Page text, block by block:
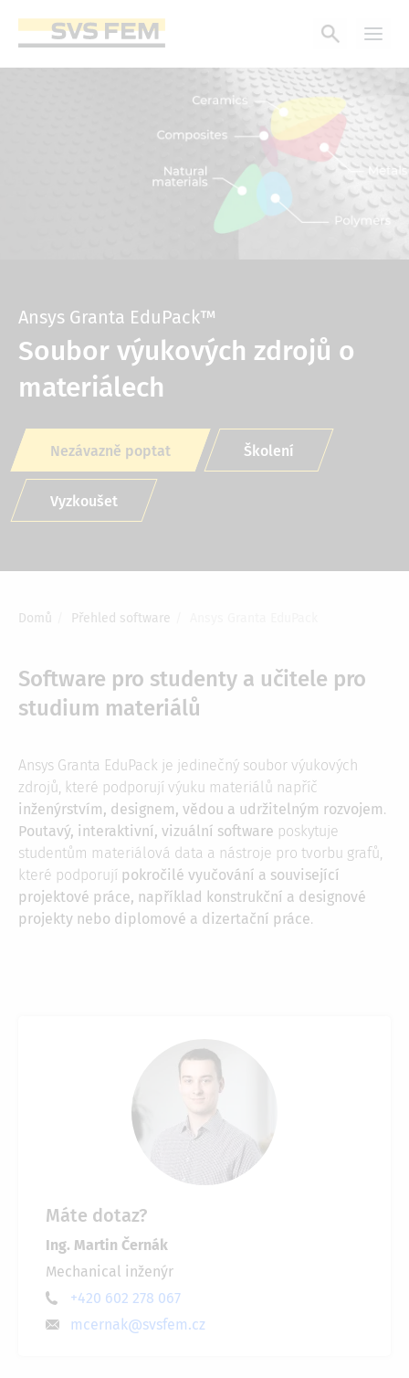
hlavnímu
Ansys Granta EduPack™
Soubor výukových zdrojů o
materiálech
Nezávazně poptat Školení
Vyzkoušet
Drobečková
Domů Přehled software
Software pro studenty a učitele pro
studium materiálů
Ansys Granta EduPack je jedinečný soubor výukových
zdrojů, které podporují výuku materiálů napříč
inženýrstvím, designem, vědou a udržitelným rozvojem.
Poutavý, interaktivní, vizuální software poskytuje
studentům materiálová data a nástroje pro tvorbu grafů,
které podporují pokročilé vyučování a související
projektové práce, například konstrukční a designové
projekty nebo diplomové a dizertační práce.
Máte dotaz?
Ing. Martin Černák
Mechanical inženýr
+420 602 278 067
mcernak@svsfem.cz